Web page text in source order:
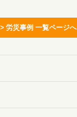
> 労災事例 一覧ページへ